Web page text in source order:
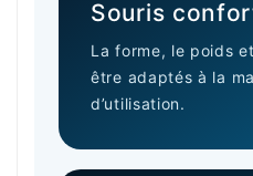
Souris
La forme, le poids
être adaptés à la
d’utilisation.